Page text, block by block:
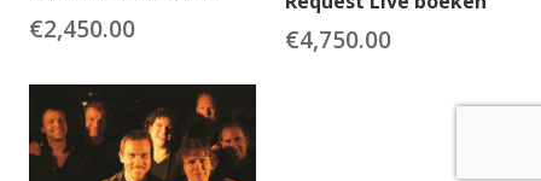
€2,450.00 €4,750.00